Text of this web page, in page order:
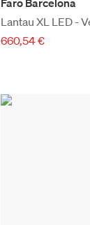
Faro Barcelona
Lantau XL LED -
660,54 €